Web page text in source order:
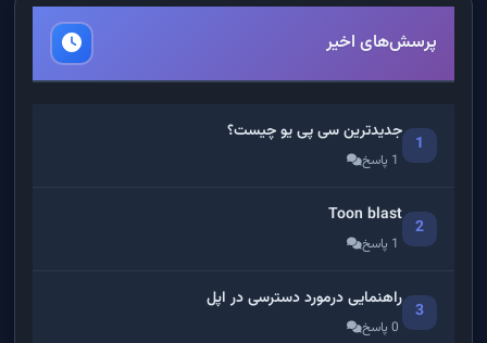
پرسش‌های اخیر
1
جدیدترین سی پی یو چیست؟
1 پاسخ
2
Toon blast
1 پاسخ
3
راهنمایی درمورد دسترسی در اپل
0 پاسخ